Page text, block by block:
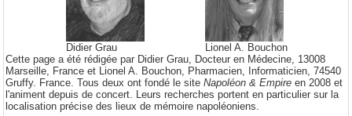
Didier Grau
Lionel A. Bouchon
Cette page a été rédigée par Didier Grau, Docteur en Médecine, 13008
Marseille, France et Lionel A. Bouchon, Pharmacien, Informaticien, 74540
Gruffy. France. Tous deux ont fondé le site Napoléon & Empire en 2008 et
l'animent depuis de concert. Leurs recherches portent en particulier sur la
localisation précise des lieux de mémoire napoléoniens.